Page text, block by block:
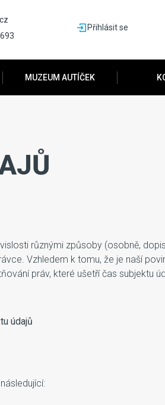
Přihlásit se
MUZEUM AUTÍČEK
různými způsoby (osobně,
Vzhledem k tomu, že je naší
práv, které ušetří čas subjektu
údajů